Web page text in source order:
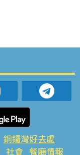
銅鑼灣好去處
社會 餐廳情報